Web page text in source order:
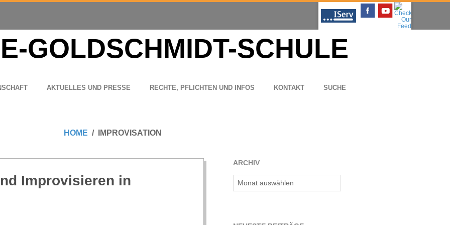
AKTU­EL­LES UND PRESSE RECHTE, PFLICH­TEN UND INFOS KON­TAKT SUCHE
HOME IMPROVISATION
Impro­vi­sie­ren in
ARCHIV
Archiv